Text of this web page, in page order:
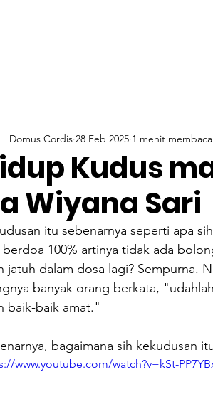
Kudus
Wiyana Sari
Domus Cordis 28 Feb 2025 1 menit membaca
itu sebenarnya seperti apa
berdoa 100% artinya tidak ada
jatuh dalam dosa lagi? Sempurna.
banyak orang berkata,
baik-baik amat."
bagaimana sih kekudusan
www.youtube.com/watch?v=kSt-